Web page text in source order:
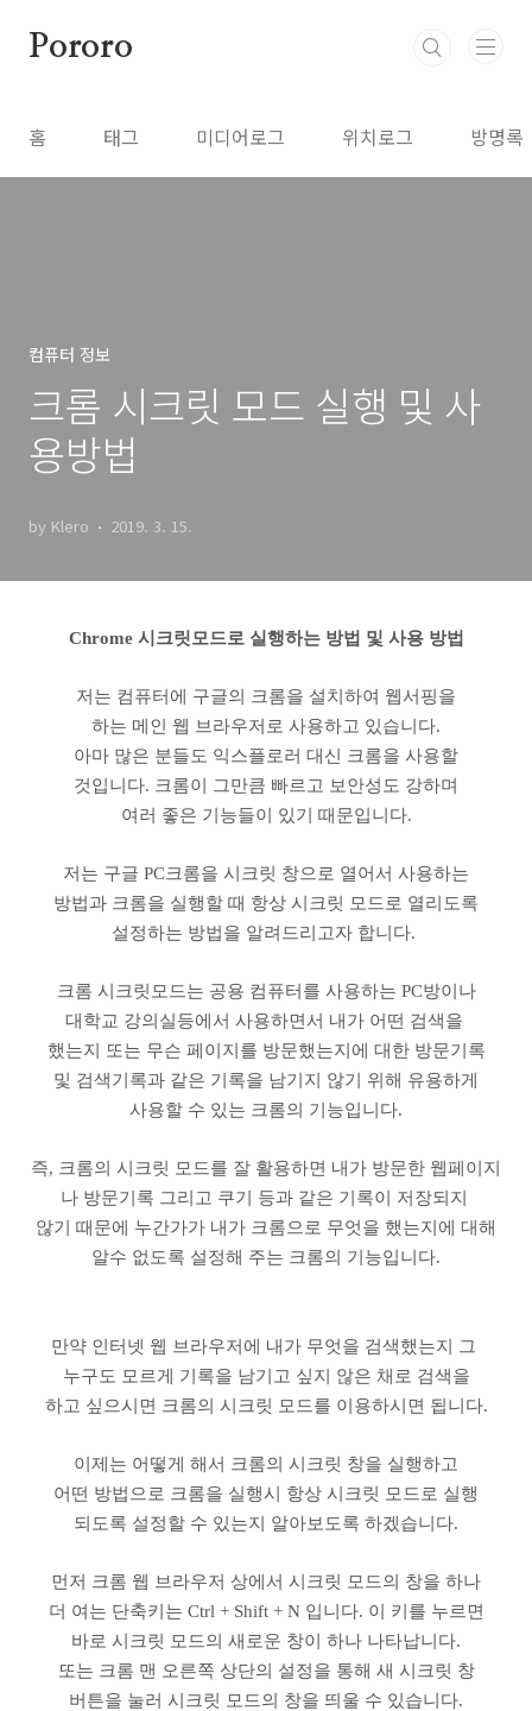
Pororo
홈 태그 미디어로그 위치로그 방명록
컴퓨터 정보
크롬 시크릿 모드 실행 및 사
용방법
by Klero 2019. 3. 15.
Chrome 시크릿모드로 실행하는 방법 및 사용 방법
저는 컴퓨터에 구글의 크롬을 설치하여 웹서핑을
하는 메인 웹 브라우저로 사용하고 있습니다.
아마 많은 분들도 익스플로러 대신 크롬을 사용할
것입니다. 크롬이 그만큼 빠르고 보안성도 강하며
여러 좋은 기능들이 있기 때문입니다.
저는 구글 PC크롬을 시크릿 창으로 열어서 사용하는
방법과 크롬을 실행할 때 항상 시크릿 모드로 열리도록
설정하는 방법을 알려드리고자 합니다.
크롬 시크릿모드는 공용 컴퓨터를 사용하는 PC방이나
대학교 강의실등에서 사용하면서 내가 어떤 검색을
했는지 또는 무슨 페이지를 방문했는지에 대한 방문기록
및 검색기록과 같은 기록을 남기지 않기 위해 유용하게
사용할 수 있는 크롬의 기능입니다.
즉, 크롬의 시크릿 모드를 잘 활용하면 내가 방문한 웹페이지
나 방문기록 그리고 쿠기 등과 같은 기록이 저장되지
않기 때문에 누간가가 내가 크롬으로 무엇을 했는지에 대해
알수 없도록 설정해 주는 크롬의 기능입니다.
만약 인터넷 웹 브라우저에 내가 무엇을 검색했는지 그
누구도 모르게 기록을 남기고 싶지 않은 채로 검색을
하고 싶으시면 크롬의 시크릿 모드를 이용하시면 됩니다.
이제는 어떻게 해서 크롬의 시크릿 창을 실행하고
어떤 방법으로 크롬을 실행시 항상 시크릿 모드로 실행
되도록 설정할 수 있는지 알아보도록 하겠습니다.
먼저 크롬 웹 브라우저 상에서 시크릿 모드의 창을 하나
더 여는 단축키는 Ctrl + Shift + N 입니다. 이 키를 누르면
바로 시크릿 모드의 새로운 창이 하나 나타납니다.
또는 크롬 맨 오른쪽 상단의 설정을 통해 새 시크릿 창
버튼을 눌러 시크릿 모드의 창을 띄울 수 있습니다.